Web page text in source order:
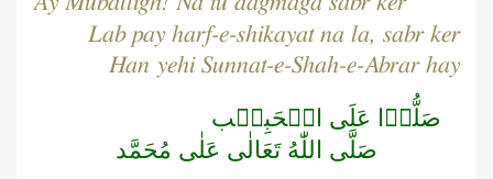
Lab pay harf-e-shikayat na la, sabr ker
Han yehi Sunnat-e-Shah-e-Abrar hay
صَلُّوۡا عَلَى الۡحَبِيۡب
صَلَّى اللّٰهُ تَعَالٰى عَلٰى مُحَمَّد